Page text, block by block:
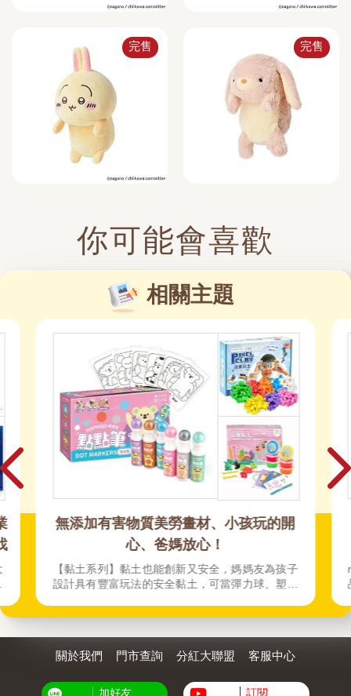
完售 完售
你可能會喜歡
相關主題
無添加有害物質美勞畫材、小孩玩的開
心、爸媽放心！
【黏土系列】黏土也能創新又安全，媽媽友為孩子
設計具有豐富玩法的安全黏土，可當彈力球、塑造
安全無毒蠟筆，不沾手不油膩，色彩飽和度高，全
彩色筆，讓年紀比較大的孩子更方便的能夠實踐他
關於我們 門市查詢 分紅大聯盟 客服中心
加好友 訂閱